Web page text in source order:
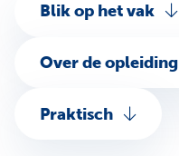
Blik op het vak
Over de opleiding
Praktisch